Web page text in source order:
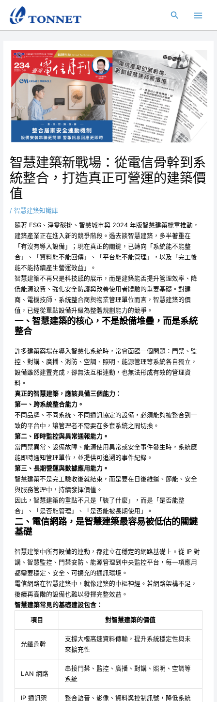
搜
尋
智慧建築新戰場：從電信骨幹到系
統整合，打造真正可營運的建築價
值
/ 智慧建築知識庫
隨著 ESG、淨零碳排、智慧城市與 2024 年版智慧建築標章推動，
建築產業正在進入新的競爭階段。過去談智慧建築，多半著重在
「有沒有導入設備」；現在真正的關鍵，已轉向「系統能不能整
合」、「資料能不能回傳」、「平台能不能管理」，以及「完工後
能不能持續產生營運效益」。
智慧建築不再只是科技感的展示，而是建築能否提升管理效率、降
低能源浪費、強化安全防護與改善使用者體驗的重要基礎。對建
商、電機技師、系統整合商與物業管理單位而言，智慧建築的價
值，已經從單點設備升級為整體規劃能力的競爭。
一、智慧建築的核心，不是設備堆疊，而是系統
整合
許多建築案場在導入智慧化系統時，常會面臨一個問題：門禁、監
控、對講、廣播、消防、空調、照明、能源管理等系統各自獨立，
設備雖然建置完成，卻無法互相連動，也無法形成有效的管理資
料。
真正的智慧建築，應該具備三個能力：
第一、跨系統整合能力。
不同品牌、不同系統、不同通訊協定的設備，必須能夠被整合到一
致的平台中，讓管理者不需要在多套系統之間切換。
第二、即時監控與異常通報能力。
當門禁異常、設備故障、能源使用異常或安全事件發生時，系統應
能即時通知管理單位，並提供可追溯的事件紀錄。
第三、長期營運與數據應用能力。
智慧建築不是完工驗收後就結束，而是要在日後維運、節能、安全
與服務管理中，持續發揮價值。
因此，智慧建築的重點不只是「裝了什麼」，而是「是否能整
合」、「是否能管理」、「是否能被長期使用」。
二、電信網路，是智慧建築最容易被低估的關鍵
基礎
智慧建築中所有設備的連動，都建立在穩定的網路基礎上。從 IP 對
講、智慧監控、門禁安防、能源管理到中央監控平台，每一項應用
都需要穩定、安全、可擴充的通訊環境。
電信網路在智慧建築中，就像建築的中樞神經。若網路架構不足，
後續再高階的設備也難以發揮完整效益。
智慧建築常見的基礎建設包含：
項目 對智慧建築的價值
光纖骨幹
支撐大樓高速資料傳輸，提升系統穩定性與未
來擴充性
LAN 網路
串接門禁、監控、廣播、對講、照明、空調等
系統
IP 通訊架
整合語音、影像、資料與控制訊號，降低系統
navigation